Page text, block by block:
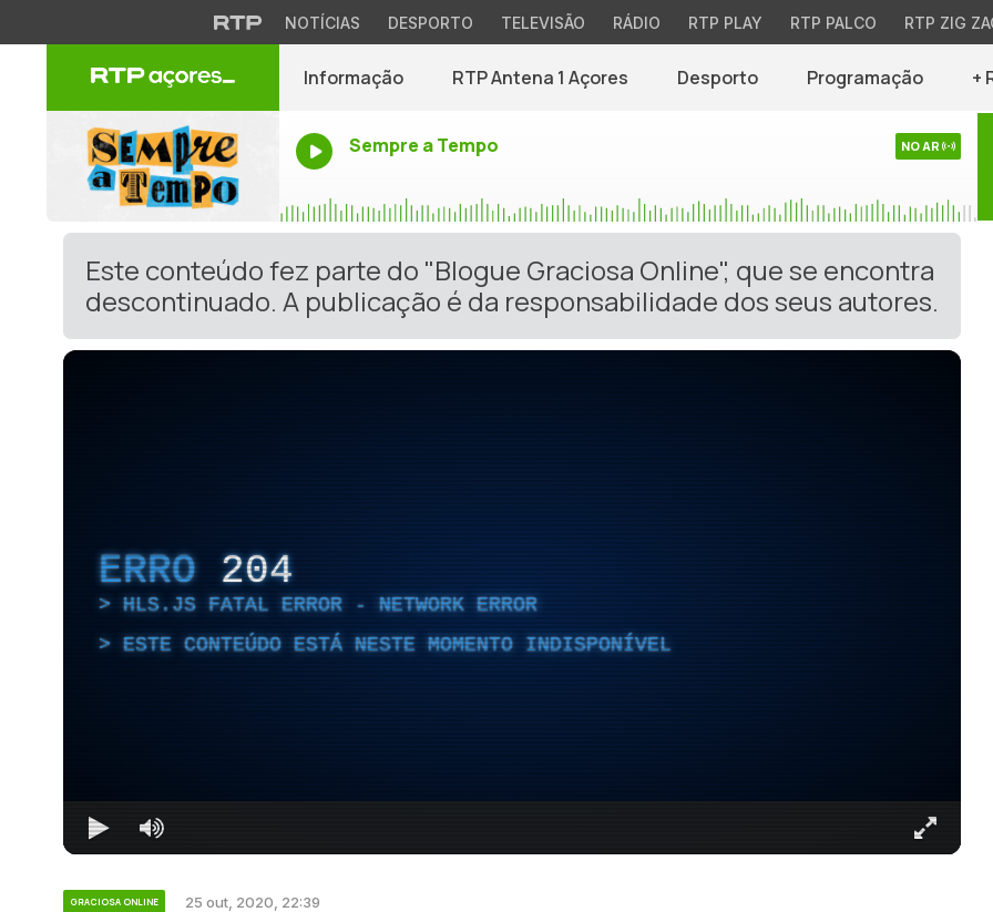
NOTÍCIAS DESPORTO TELEVISÃO RÁDIO RTP PLAY RTP PALCO RTP ZIG
Informação RTP Antena 1 Açores Desporto Programação +
Sempre a Tempo NO AR
Este conteúdo fez parte do "Blogue Graciosa Online", que se encontra
descontinuado. A publicação é da responsabilidade dos seus autores.
ERRO 204
HLS.JS FATAL ERROR - NETWORK ERROR
ESTE CONTEÚDO ESTÁ NESTE MOMENTO INDISPONÍVEL
GRACIOSA ONLINE 25 out, 2020, 22:39